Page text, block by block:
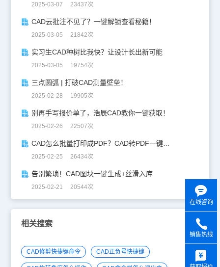
2025-03-07 23437次
CAD云批注不见了？一键解锁查看秘籍！
2025-03-05 21842次
实习生CAD种树比我快？让设计长出新可能
2025-03-05 19754次
三点圆弧 | 打破CAD测量壁垒！
2025-02-28 19905次
别再手写报价单了，浩辰CAD教你一键获取！
2025-02-26 22507次
CAD怎么批量打印成PDF？CAD转PDF一键批量完成！
2025-02-25 26434次
告别繁琐！CAD图块一键生成+丝滑入库
2025-02-21 20544次
相关搜索
CAD修剪快捷键命令 CAD正负号快捷键
在线咨询
销售热线